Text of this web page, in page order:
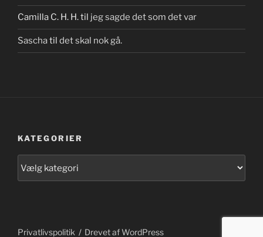
Camilla C. H. H.til jeg sagde det som det var
Saschatil det skal nok gå.
KATEGORIER
Privatlivspolitik Drevet af WordPress